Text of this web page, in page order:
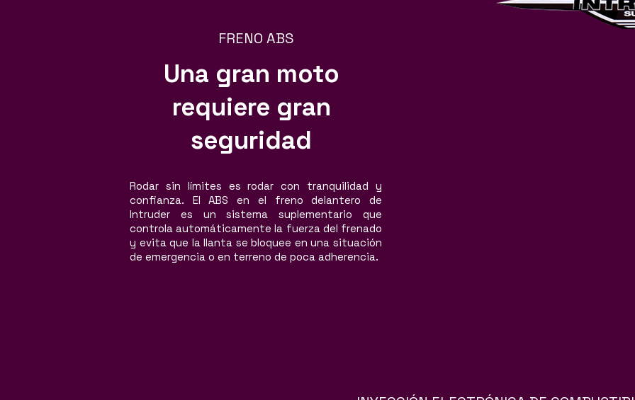
FRENO ABS
Una gran moto
requiere gran
seguridad
Rodar sin límites es rodar con tranquilidad y
confianza. El ABS en el freno delantero de
Intruder es un sistema suplementario que
controla automáticamente la fuerza del frenado
y evita que la llanta se bloquee en una situación
de emergencia o en terreno de poca adherencia.